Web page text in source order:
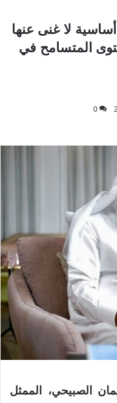
لا غنى عنها
المتسامح في
0
الصبيحي، الممثل